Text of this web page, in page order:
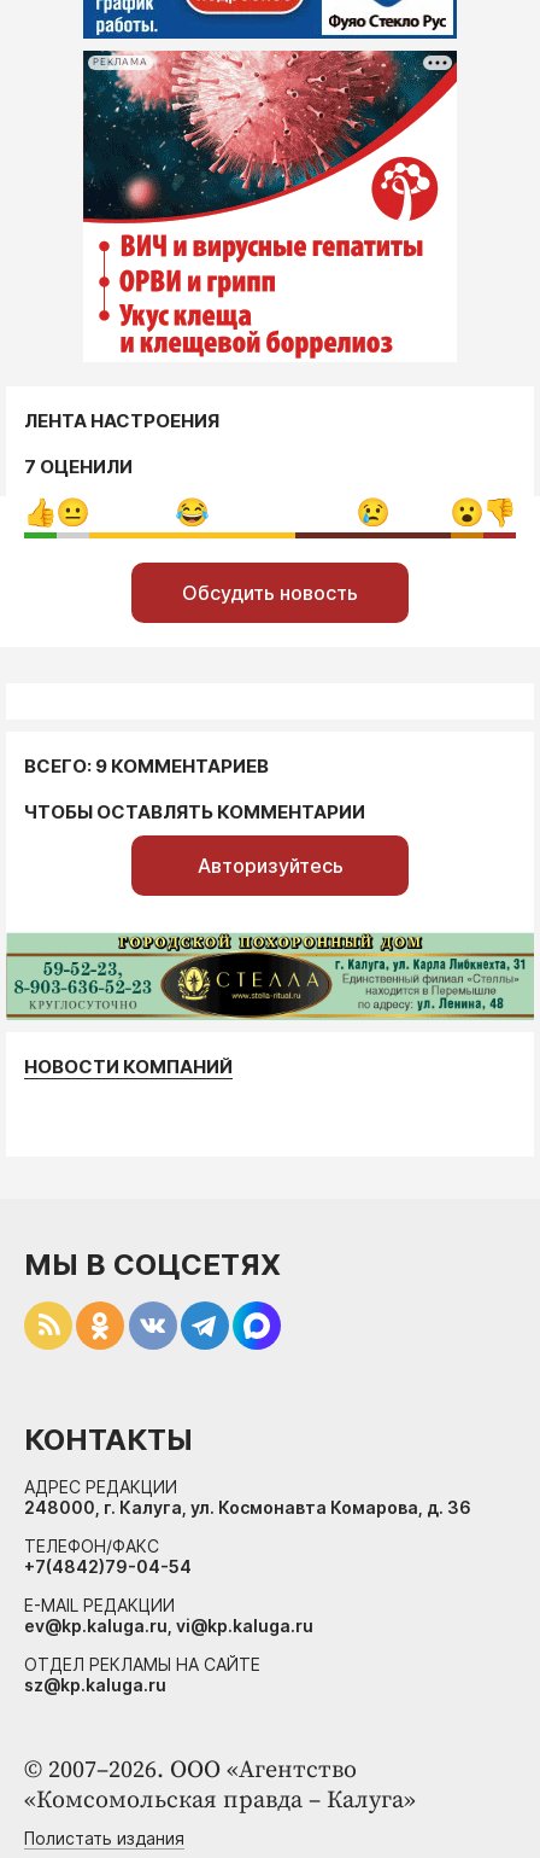
РЕКЛАМА
ЛЕНТА НАСТРОЕНИЯ
7 ОЦЕНИЛИ
Обсудить новость
ВСЕГО: 9 КОММЕНТАРИЕВ
ЧТОБЫ ОСТАВЛЯТЬ КОММЕНТАРИИ
Авторизуйтесь
НОВОСТИ КОМПАНИЙ
© 2007–2026. ООО «Агентство
«Комсомольская правда – Калуга»
Полистать издания
МЫ В СОЦСЕТЯХ
КОНТАКТЫ
АДРЕС РЕДАКЦИИ
248000, г. Калуга, ул. Космонавта Комарова, д. 36
ТЕЛЕФОН/ФАКС
+7(4842)79-04-54
E-MAIL РЕДАКЦИИ
ev@kp.kaluga.ru, vi@kp.kaluga.ru
ОТДЕЛ РЕКЛАМЫ НА САЙТЕ
sz@kp.kaluga.ru